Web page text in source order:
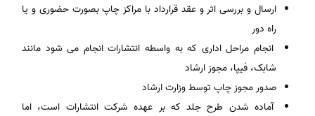
ارسال و بررسی اثر و عقد قرارداد با مراکز چاپ بصورت حضوری و یا
راه دور
انجام مراحل اداری که به واسطه انتشارات انجام می شود مانند
شابک، فیپا، مجوز ارشاد
صدور مجوز چاپ توسط وزارت ارشاد
آماده شدن طرح جلد که بر عهده شرکت انتشارات است، اما